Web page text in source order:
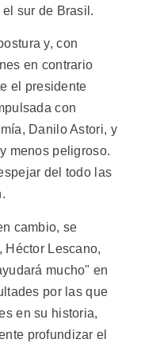
sur de Brasil.
y, con
en contrario
el presidente
con
Danilo Astori, y
menos peligroso.
del todo las
cambio, se
Héctor Lescano,
mucho" en
por las que
en su historia,
profundizar el